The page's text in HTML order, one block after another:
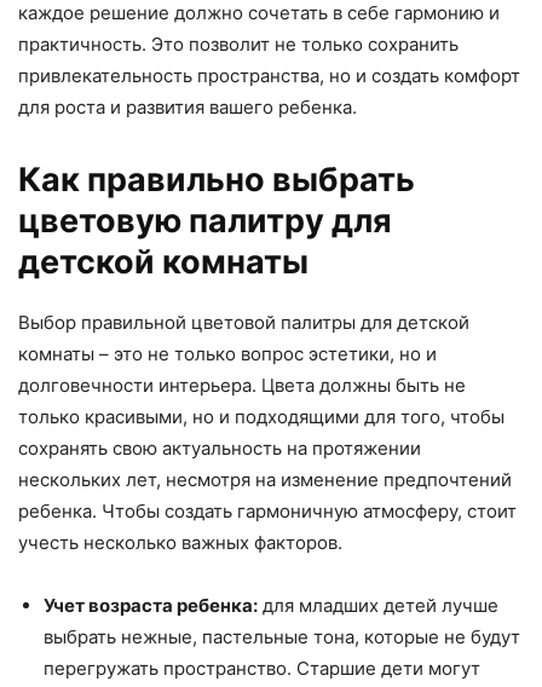
каждое решение должно сочетать в себе гармонию и
практичность. Это позволит не только сохранить
привлекательность пространства, но и создать комфорт
для роста и развития вашего ребенка.
Как правильно выбрать
цветовую палитру для
детской комнаты
Выбор правильной цветовой палитры для детской
комнаты – это не только вопрос эстетики, но и
долговечности интерьера. Цвета должны быть не
только красивыми, но и подходящими для того, чтобы
сохранять свою актуальность на протяжении
нескольких лет, несмотря на изменение предпочтений
ребенка. Чтобы создать гармоничную атмосферу, стоит
учесть несколько важных факторов.
Учет возраста ребенка: для младших детей лучше
выбрать нежные, пастельные тона, которые не будут
перегружать пространство. Старшие дети могут